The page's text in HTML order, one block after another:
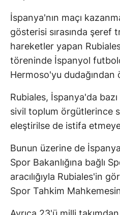
İspanya'nın maçı
gösterisi sırasında şeref
hareketler yapan
töreninde İspanyol
Hermoso'yu dudağından
Rubiales, İspanya'da
sivil toplum örgütlerince
eleştirilse de istifa
Bunun üzerine de
Spor Bakanlığına bağlı
aracılığıyla Rubiales'in
Spor Tahkim